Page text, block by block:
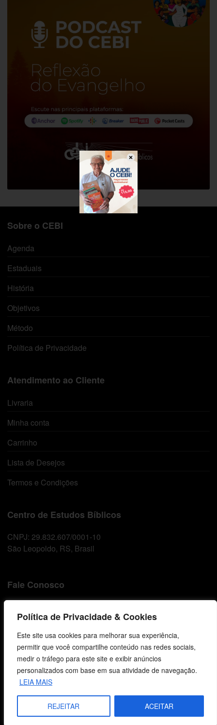
Política de Privacidade & Cookies
Este site usa cookies para melhorar sua experiência,
permitir que você compartilhe conteúdo nas redes sociais,
medir o tráfego para este site e exibir anúncios
personalizados com base em sua atividade de navegação.
LEIA MAIS
REJEITAR ACEITAR
Sobre o CEBI
Agenda
Estaduais
História
Objetivos
Método
Política de Privacidade
Atendimento ao Cliente
Livraria
Minha conta
Carrinho
Lista de Desejos
Termos e Condições
Centro de Estudos Bíblicos
CNPJ: 29.832.607/0001-10
São Leopoldo, RS, Brasil
Fale Conosco
vendas@cebi.org.br
comunicacao@cebi.org.br
WhatsApp / Vendas
+55 (51) 99734-4518
WhatsApp / Comunicação
+55 (51) 99799-3041